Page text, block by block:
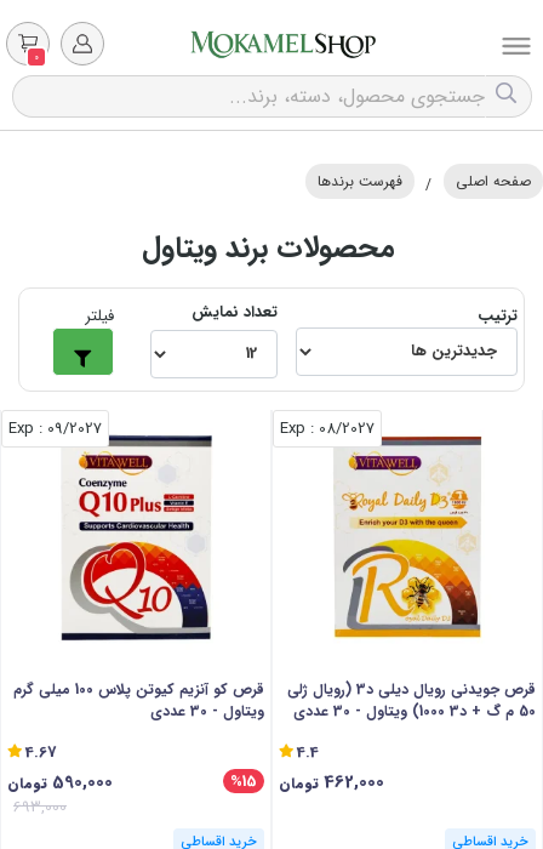
0
صفحه اصلی / فهرست برندها
محصولات برند ویتاول
ترتیب تعداد نمایش فیلتر
08/2027
: Exp
قرص جویدنی رویال دیلی د3 (رویال ژلی
50 م گ + د3 1000) ویتاول - 30 عددی
4.4
462,000 تومان
خرید اقساطی
09/2027
: Exp
قرص کو آنزیم کیوتن پلاس 100 میلی گرم
ویتاول - 30 عددی
4.67
%15
590,000 تومان
693,000
خرید اقساطی